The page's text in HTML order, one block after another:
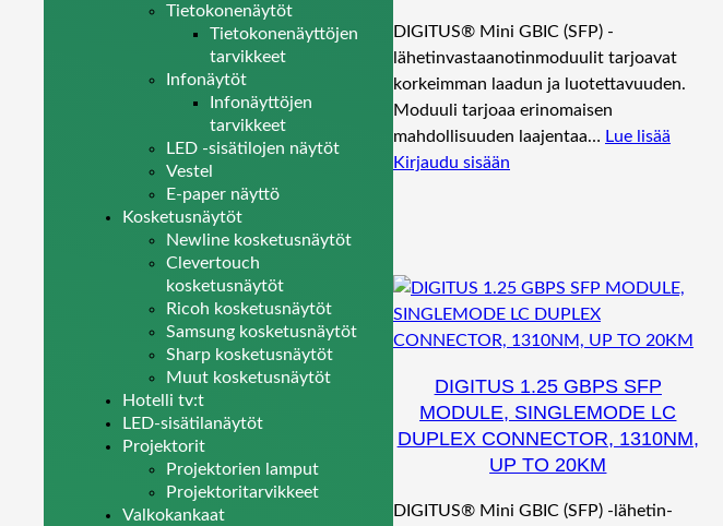
Tietokonenäytöt
Tietokonenäyttöjen
tarvikkeet
Infonäytöt
Infonäyttöjen
tarvikkeet
LED -sisätilojen näytöt
Vestel
E-paper näyttö
Kosketusnäytöt
Newline kosketusnäytöt
Clevertouch
kosketusnäytöt
Ricoh kosketusnäytöt
Samsung kosketusnäytöt
Sharp kosketusnäytöt
Muut kosketusnäytöt
Hotelli tv:t
LED-sisätilanäytöt
Projektorit
Projektorien lamput
Projektoritarvikkeet
Valkokankaat
DIGITUS® Mini GBIC (SFP) -
lähetinvastaanotinmoduulit tarjoavat
korkeimman laadun ja luotettavuuden.
Moduuli tarjoaa erinomaisen
mahdollisuuden laajentaa… Lue lisää
Kirjaudu sisään
DIGITUS 1.25 GBPS SFP
MODULE, SINGLEMODE LC
DUPLEX CONNECTOR, 1310NM,
UP TO 20KM
DIGITUS® Mini GBIC (SFP) -lähetin-